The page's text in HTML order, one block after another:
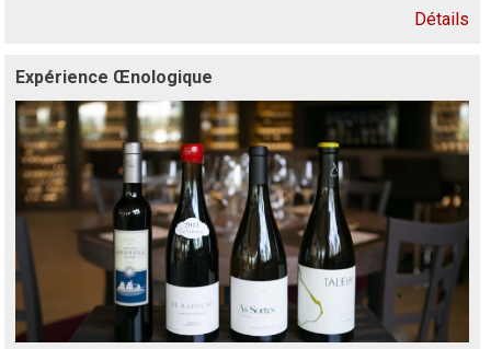
Détails
Expérience Œnologique